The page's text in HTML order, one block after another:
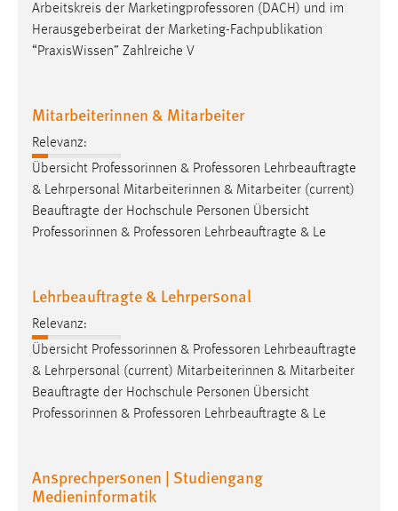
Arbeitskreis der Marketingprofessoren (DACH) und im
Herausgeberbeirat der Marketing-Fachpublikation
“PraxisWissen” Zahlreiche V
Mitarbeiterinnen & Mitarbeiter
Relevanz:
Übersicht Professorinnen & Professoren Lehrbeauftragte
& Lehrpersonal Mitarbeiterinnen & Mitarbeiter (current)
Beauftragte der Hochschule Personen Übersicht
Professorinnen & Professoren Lehrbeauftragte & Le
Lehrbeauftragte & Lehrpersonal
Relevanz:
Übersicht Professorinnen & Professoren Lehrbeauftragte
& Lehrpersonal (current) Mitarbeiterinnen & Mitarbeiter
Beauftragte der Hochschule Personen Übersicht
Professorinnen & Professoren Lehrbeauftragte & Le
Ansprechpersonen | Studiengang
Medieninformatik